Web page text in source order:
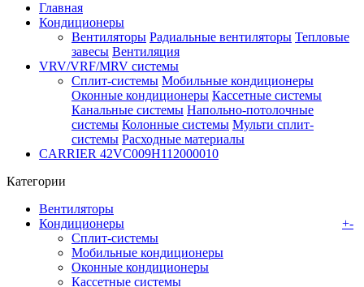
Главная
Кондиционеры
Вентиляторы Радиальные вентиляторы Тепловые
завесы Вентиляция
VRV/VRF/MRV системы
Сплит-системы Мобильные кондиционеры
Оконные кондиционеры Кассетные системы
Канальные системы Напольно-потолочные
системы Колонные системы Мульти сплит-
системы Расходные материалы
CARRIER 42VC009H112000010
Категории
Вентиляторы
Кондиционеры
+-
Сплит-системы
Мобильные кондиционеры
Оконные кондиционеры
Кассетные системы